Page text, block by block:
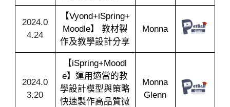
2024.0
4.24
【Vyond+iSpring+
Moodle】 教材製
作及教學設計分享
Monna
2024.0
3.20
【iSpring+Moodl
e】運用適當的教
學設計模型與策略
快速製作高品質微
Monna
Glenn